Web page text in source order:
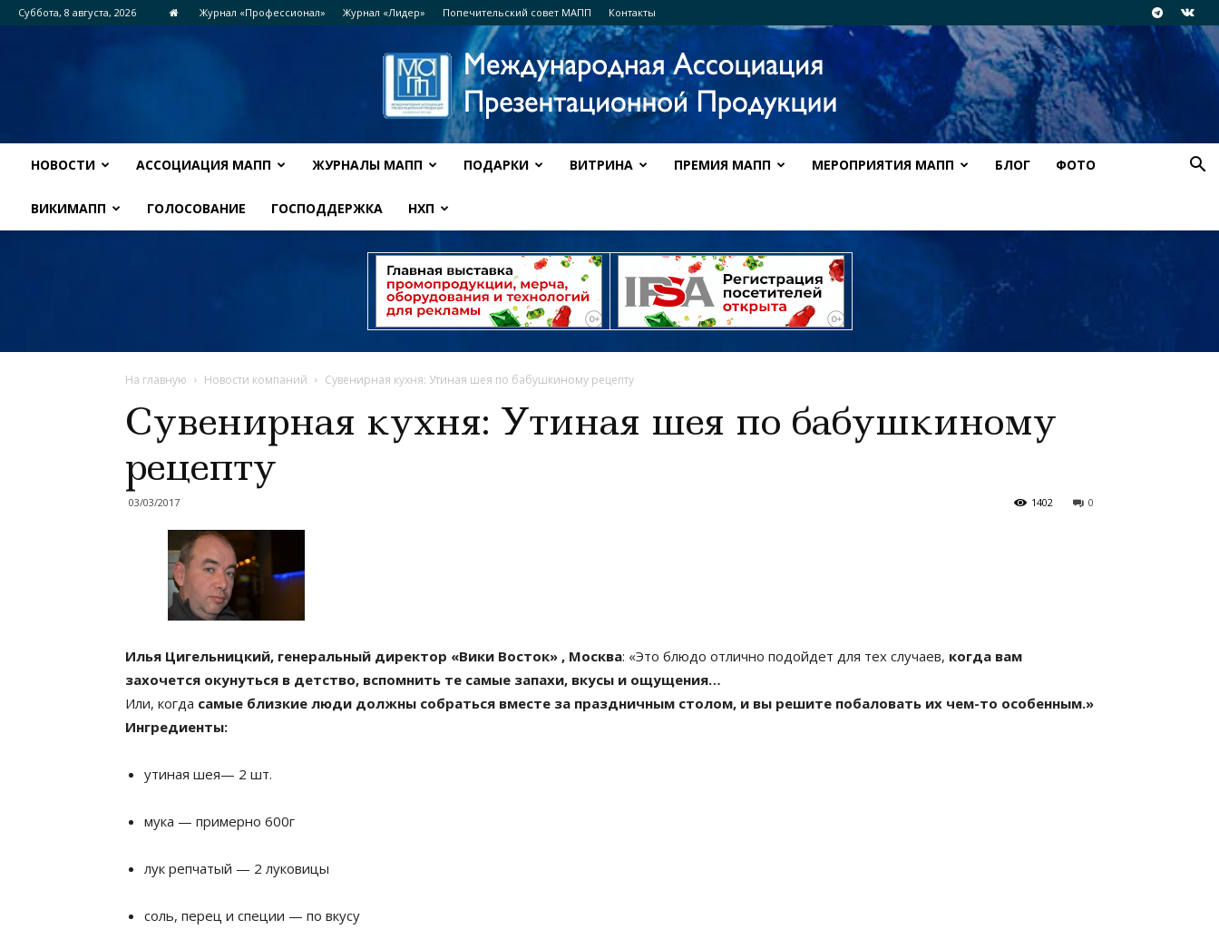
Суббота, 8 августа, 2026 Журнал «Профессионал» Журнал «Лидер» Попечительский совет МАПП Контакты
НОВОСТИ АССОЦИАЦИЯ МАПП ЖУРНАЛЫ МАПП ПОДАРКИ ВИТРИНА ПРЕМИЯ МАПП МЕРОПРИЯТИЯ МАПП БЛОГ ФОТО
ВИКИМАПП ГОЛОСОВАНИЕ ГОСПОДДЕРЖКА НХП
На главную Новости компаний Сувенирная кухня: Утиная шея по бабушкиному рецепту
Сувенирная кухня: Утиная шея по бабушкиному
рецепту
03/03/2017 0
1402
Илья Цигельницкий, генеральный директор «Вики Восток» , Москва: «Это блюдо отлично подойдет для тех случаев, когда вам
захочется окунуться в детство, вспомнить те самые запахи, вкусы и ощущения…
Или, когда самые близкие люди должны собраться вместе за праздничным столом, и вы решите побаловать их чем-то особенным.»
Ингредиенты:
утиная шея— 2 шт.
мука — примерно 600г
лук репчатый — 2 луковицы
соль, перец и специи — по вкусу